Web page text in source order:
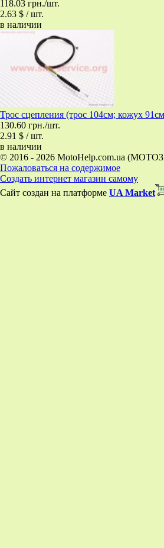
118.03 грн./шт.
2.63 $ / шт.
в наличии
Трос сцепления (трос 104см; кожух
130.60 грн./шт.
2.91 $ / шт.
в наличии
© 2016 - 2026 MotoHelp.com.ua
Пожаловаться на содержимое
Создать интернет магазин самому
Сайт создан на платформе UA Market